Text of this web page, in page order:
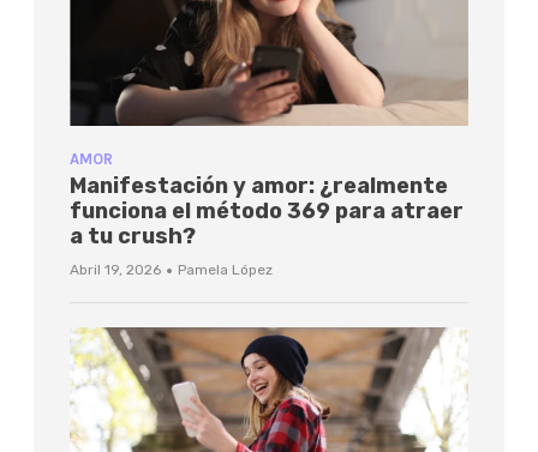
AMOR
Manifestación y amor: ¿realmente
funciona el método 369 para atraer
a tu crush?
Abril 19, 2026 · Pamela López